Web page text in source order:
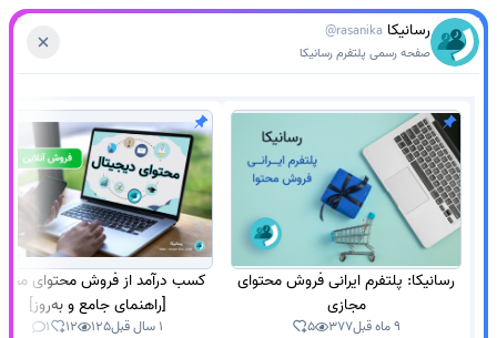
رسانیکا @rasanika
صفحه رسمی پلتفرم رسانیکا
رسانیکا: پلتفرم ایرانی فروش محتوای
مجازی
9 ماه قبل 377
5
کسب درآمد از فروش محتوای
[راهنمای جامع و به‌روز]
1 سال قبل 125
12
1